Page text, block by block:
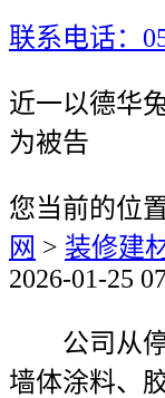
联系电话：
近一以德华
为被告
您当前的位
网 > 装修建
2026-01-25
公司从停
墙体涂料、